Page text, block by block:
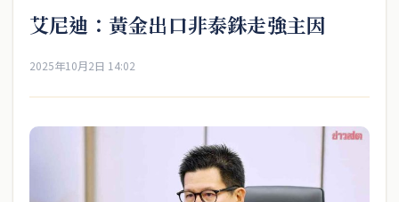
艾尼迪：黃金出口非泰銖走強主因
2025年10月2日 14:02